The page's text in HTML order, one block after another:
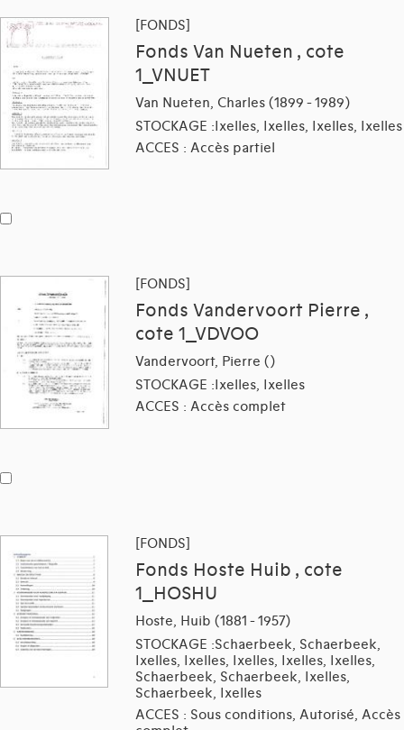
[FONDS]
Fonds Van Nueten , cote
1_VNUET
Van Nueten, Charles (1899 - 1989)
STOCKAGE :Ixelles, Ixelles, Ixelles, Ixelles
ACCES : Accès partiel
[FONDS]
Fonds Vandervoort Pierre ,
cote 1_VDVOO
Vandervoort, Pierre ()
STOCKAGE :Ixelles, Ixelles
ACCES : Accès complet
[FONDS]
Fonds Hoste Huib , cote
1_HOSHU
Hoste, Huib (1881 - 1957)
STOCKAGE :Schaerbeek, Schaerbeek,
Ixelles, Ixelles, Ixelles, Ixelles, Ixelles,
Schaerbeek, Schaerbeek, Ixelles,
Schaerbeek, Ixelles
ACCES : Sous conditions, Autorisé, Accès